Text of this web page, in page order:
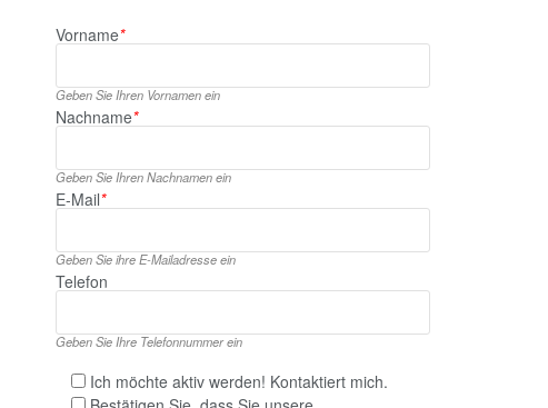
Vorname*
Geben Sie Ihren Vornamen ein
Nachname*
Geben Sie Ihren Nachnamen ein
E‑Mail*
Geben Sie ihre E‑Mailadresse ein
Telefon
Geben Sie Ihre Telefonnummer ein
Ich möchte aktiv werden! Kontaktiert mich.